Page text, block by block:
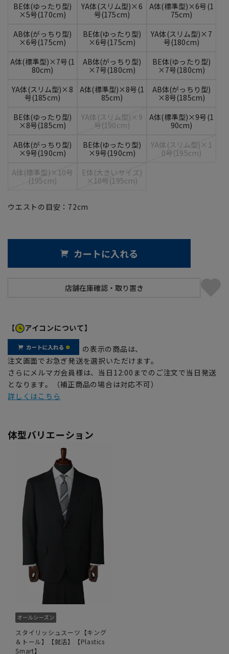
BE体(ゆったり型)
×5号(170cm)
YA体(スリム型)×6
号(175cm)
A体(標準型)×6号(1
75cm)
AB体(がっちり型)
×6号(175cm)
BE体(ゆったり型)
×6号(175cm)
YA体(スリム型)×7
号(180cm)
A体(標準型)×7号(1
80cm)
AB体(がっちり型)
×7号(180cm)
BE体(ゆったり型)
×7号(180cm)
YA体(スリム型)×8
号(185cm)
A体(標準型)×8号(1
85cm)
AB体(がっちり型)
×8号(185cm)
BE体(ゆったり型)
×8号(185cm)
YA体(スリム型)×9
号(190cm)
A体(標準型)×9号(1
90cm)
AB体(がっちり型)
×9号(190cm)
BE体(ゆったり型)
×9号(190cm)
YA体(スリム型)×1
0号(195cm)
A体(標準型)×10号
(195cm)
E体(大きいサイズ)
×10号(195cm)
ウエストの目安： 72cm
カートに入れる
【 アイコンについて】
の表示の商品は、
注文画面でお急ぎ発送を選択いただけます。
さらにメルマガ会員様は、当日12:00までのご注文で当日発送
となります。（補正商品の場合は対応不可）
詳しくはこちら
体型バリエーション
スタイリッシュスーツ【キング
＆トール】【就活】【Plastics
Smart】